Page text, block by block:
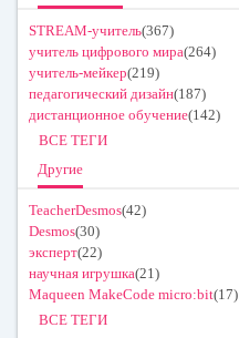
STREAM-учитель(367)
учитель цифрового мира(264)
учитель-мейкер(219)
педагогический дизайн(187)
дистанционное обучение(142)
ВСЕ ТЕГИ
Другие
TeacherDesmos(42)
Desmos(30)
эксперт(22)
научная игрушка(21)
Maqueen MakeCode micro:bit(17)
ВСЕ ТЕГИ